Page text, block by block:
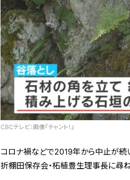
CBCテレビ：画像『チャント！』
コロナ禍などで2019年から中止が続
折棚田保存会・柘植豊生理事長に尋ね